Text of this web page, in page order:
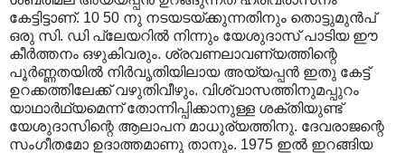
കേട്ടിട്ടാണ്. 10 50 നു നടയടയ്ക്കുന്നതിനും തൊട്ടുമുൻപ്
ഒരു സി. ഡി പ്ലേയറിൽ നിന്നും യേശുദാസ് പാടിയ ഈ
കീർത്തനം ഒഴുകിവരും. ശ്രവണലാവണ്യത്തിന്റെ
പൂർണ്ണതയിൽ നിർവൃതിയിലായ അയ്യപ്പൻ ഇതു കേട്ട്
ഉറക്കത്തിലേക്ക് വഴുതിവീഴും. വിശ്വാസത്തിനുമപ്പുറം
യാഥാർഥ്യമെന്ന് തോന്നിപ്പിക്കാനുള്ള ശക്തിയുണ്ട്
യേശുദാസിന്റെ ആലാപന മാധുര്യത്തിനു. ദേവരാജന്റെ
സംഗീതമോ ഉദാത്തമാണു താനും. 1975 ഇൽ ഇറങ്ങിയ